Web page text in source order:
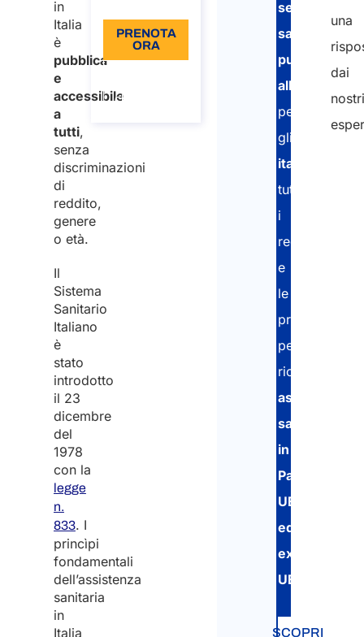
in
Italia
è
pubblica
e
accessibile
a
tutti,
senza
discriminazioni
di
reddito,
genere
o età.
Il
Sistema
Sanitario
Italiano
è
stato
introdotto
il 23
dicembre
del
1978
con la
legge
n.
833. I
princìpi
fondamentali
dell’assistenza
sanitaria
in
Italia
PRENOTA
ORA
chiamata
servizio
sanitario
pubblico
all’estero
per
gli
italiani
tutti
i
requisiti
e
le
procedure
per
ricevere
assistenza
sanitaria
in
Paesi
UE
ed
extra-
UE.
SCOPRI
una
dai
nostri